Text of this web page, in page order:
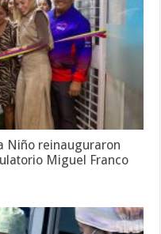
Niño reinauguraron
Miguel Franco